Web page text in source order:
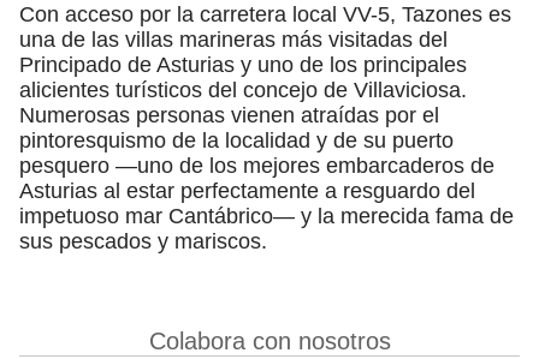
Con acceso por la carretera local VV-5, Tazones es
una de las villas marineras más visitadas del
Principado de Asturias y uno de los principales
alicientes turísticos del concejo de Villaviciosa.
Numerosas personas vienen atraídas por el
pintoresquismo de la localidad y de su puerto
pesquero —uno de los mejores embarcaderos de
Asturias al estar perfectamente a resguardo del
impetuoso mar Cantábrico— y la merecida fama de
sus pescados y mariscos.
Colabora con nosotros